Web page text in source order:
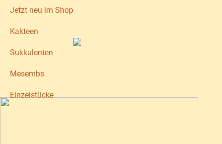
Jetzt neu im Shop
Kakteen
Sukkulenten
Mesembs
Einzelstücke